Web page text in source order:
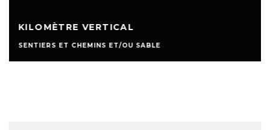
KILOMÈTRE VERTICAL
SENTIERS ET CHEMINS ET/OU SABLE